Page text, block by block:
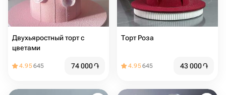
Двухьяростный торт с
цветами
4.95645 74 000֏
Торт Роза
4.95645 43 000֏